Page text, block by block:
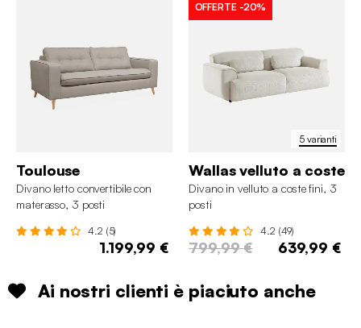
Toulouse
Divano letto convertibile con
materasso, 3 posti
4.2 (5)
1.199,99 €
5 varianti
OFFERTE -20%
Wallas velluto a coste
Divano in velluto a coste fini, 3
posti
4.2 (49)
799,99 € 639,99 €
Ai nostri clienti è piaciuto anche